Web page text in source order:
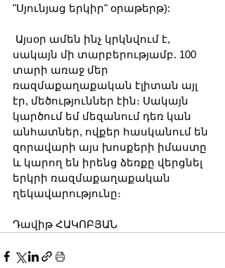
"Սյունյաց երկիր" օրաթերթ):
Այսօր ամեն ինչ կրկնվում է,
սակայն մի տարբերությամբ. 100
տարի առաջ մեր
ռազմաքաղաքական էլիտան այլ
էր, մեծություններ էին։ Սակայն
կարծում եմ մեզանում դեռ կան
անհատներ, ովքեր հասկանում են
զորավարի այս խոսքերի իմաստը
և կարող են իրենց ձեռքը վերցնել
երկրի ռազմաքաղաքական
ղեկավարությունը։
Դավիթ ՀԱԿՈԲՅԱՆ